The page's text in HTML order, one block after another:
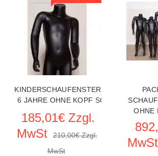
KINDERSCHAUFENSTERFIGUREN
6 JAHRE OHNE KOPF SCHWARZ
185,01€ Zzgl.
MwSt
210,00€ Zzgl.
MwSt
OHNE
MwSt